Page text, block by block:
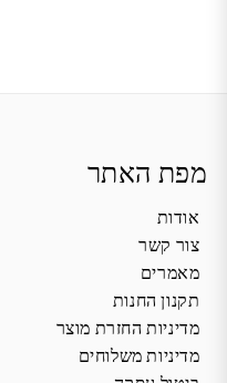
מפת האתר
אודות
צור קשר
מאמרים
תקנון החנות
מדיניות החזרת מוצר
מדיניות משלוחים